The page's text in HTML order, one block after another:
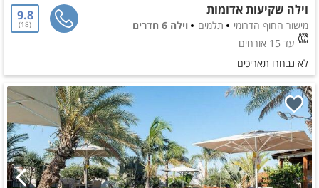
וילה שקיעות אדומות
מישור החוף הדרומי תלמים
וילה 6 חדרים
עד 15 אורחים
9.8
18
לא נבחרו תאריכים